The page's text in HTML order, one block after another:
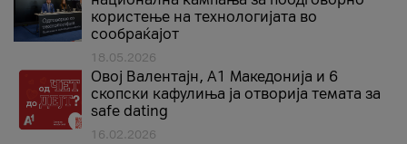
користење на технологијата во
сообраќајот
18.05.2026
Овој Валентајн, A1 Македонија и 6
скопски кафулиња ја отворија темата за
safe dating
16.02.2026